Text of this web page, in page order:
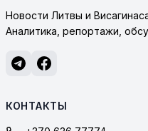
Новости Литвы и
Аналитика, репортажи,
КОНТАКТЫ